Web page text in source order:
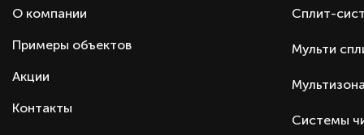
О компании
Примеры объектов
Акции
Контакты
Сплит-
Мульти
Системы